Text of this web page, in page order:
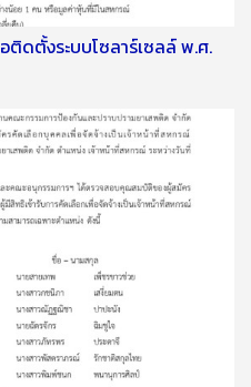
ติดตั้งระบบโซลาร์เซลล์ พ.ศ.